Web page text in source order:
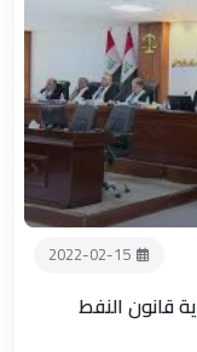
2022-02-15
قانون النفط